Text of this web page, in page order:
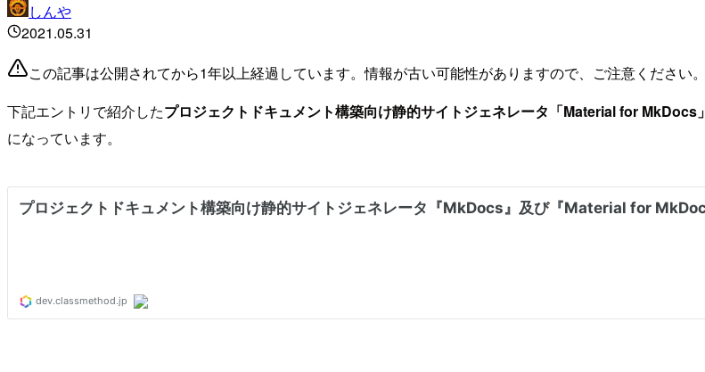
しんや
2021.05.31
この記事は公開されてから1年以上経過しています。情報が古い可能性がありますので、ご注意ください。
下記エントリで紹介したプロジェクトドキュメント構築向け静的サイトジェネレータ「Material for MkDocs」
になっています。